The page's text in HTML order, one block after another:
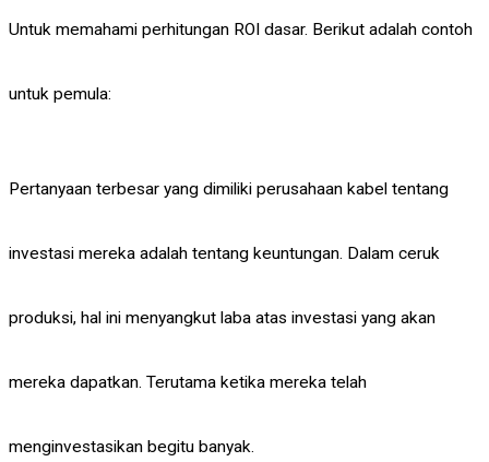
Untuk memahami perhitungan ROI dasar. Berikut adalah contoh
untuk pemula:
Pertanyaan terbesar yang dimiliki perusahaan kabel tentang
investasi mereka adalah tentang keuntungan. Dalam ceruk
produksi, hal ini menyangkut laba atas investasi yang akan
mereka dapatkan. Terutama ketika mereka telah
menginvestasikan begitu banyak.